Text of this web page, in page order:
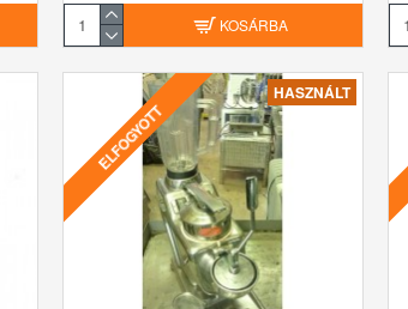
KOSÁRBA
HASZNÁLT
ELFOGYOTT